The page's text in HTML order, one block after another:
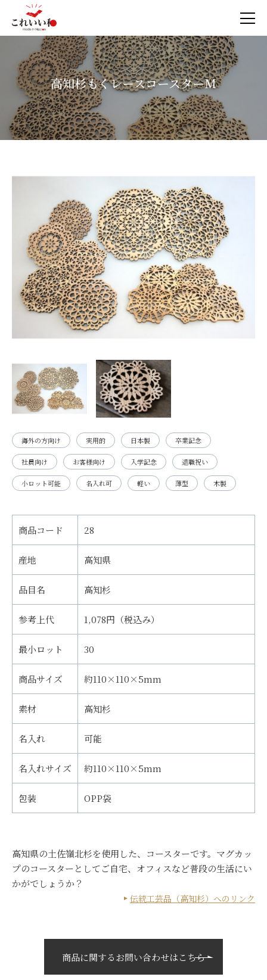
高知杉もくレースコースターM
海外の方向け 実用的 日本製 卒業記念
社員向け お客様向け 入学記念 退職祝い
小ロット可能 名入れ可 軽い 薄型 木製
商品コード 28
産地 高知県
品目名 高知杉
参考上代 1,078円（税込み）
最小ロット 30
商品サイズ 約110×110×5mm
素材 高知杉
名入れ 可能
名入れサイズ 約110×110×5mm
包装 OPP袋
高知県の土佐嶺北杉を使用した、コースターです。マグカッ
プのコースターとしてご自宅、オフィスなど普段の生活にい
かがでしょうか？
伝統工芸品（高知杉）へのリンク
商品に関するお問い合わせはこちら